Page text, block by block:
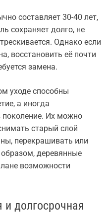
составляет 30-40 лет,
сохраняет долго, не
Однако если
восстановить её почти
замена.
уходе способны
а иногда
поколение. Их можно
старый слой
перекрашивать или
деревянные
возможности
и долгосрочная